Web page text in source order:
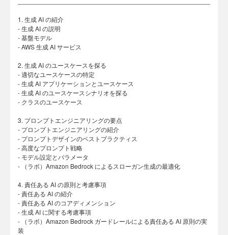
1. 生成 AI の紹介
- 生成 AI の説明
- 基盤モデル
- AWS 生成 AI サービス
2. 生成 AI のユースケースを探る
- 適切なユースケースの特定
- 生成 AI アプリケーションとユースケース
- 生成 AI のユースケースシナリオを探る
- クラスのユースケース
3. プロンプトエンジニアリングの要点
- プロンプトエンジニアリングの紹介
- プロンプトデザインのベストプラクティス
- 高度なプロンプト戦略
- モデル設定とパラメータ
- （ラボ）Amazon Bedrock によるスローガン生成の最適化
4. 責任ある AI の原則と考慮事項
- 責任ある AI の紹介
- 責任ある AI のコアディメンション
- 生成 AI に関する考慮事項
- （ラボ）Amazon Bedrock ガードレールによる責任ある AI 原則の実
装